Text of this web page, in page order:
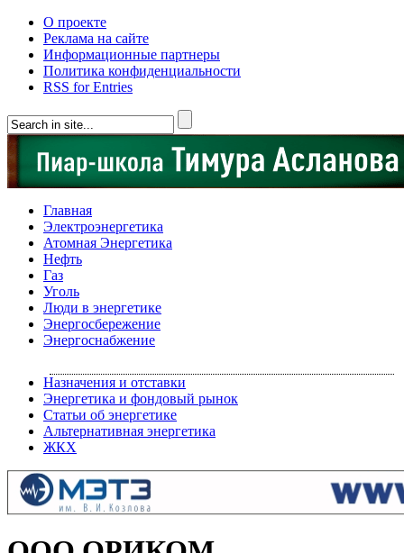
О проекте
Реклама на сайте
Информационные партнеры
Политика конфиденциальности
RSS for Entries
Главная
Электроэнергетика
Атомная Энергетика
Нефть
Газ
Уголь
Люди в энергетике
Энергосбережение
Энергоснабжение
Назначения и отставки
Энергетика и фондовый рынок
Статьи об энергетике
Альтернативная энергетика
ЖКХ